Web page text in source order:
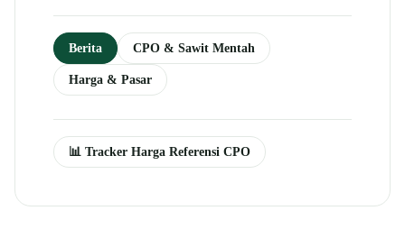
Berita CPO & Sawit Mentah
Harga & Pasar
📊 Tracker Harga Referensi CPO